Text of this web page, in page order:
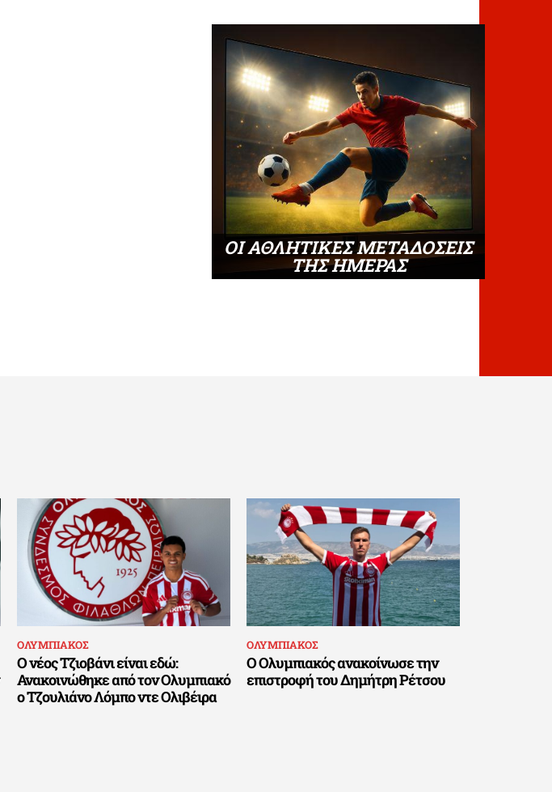
ΟΙ ΑΘΛΗΤΙΚΕΣ ΜΕΤΑΔΟΣΕΙΣ
ΤΗΣ ΗΜΕΡΑΣ
ΟΛΥΜΠΙΑΚΟΣ
Ο νέος Τζιοβάνι είναι εδώ:
Ανακοινώθηκε από τον Ολυμπιακό
ο Τζουλιάνο Λόμπο ντε Ολιβέιρα
ΟΛΥΜΠΙΑΚΟΣ
Ο Ολυμπιακός ανακοίνωσε την
επιστροφή του Δημήτρη Ρέτσου